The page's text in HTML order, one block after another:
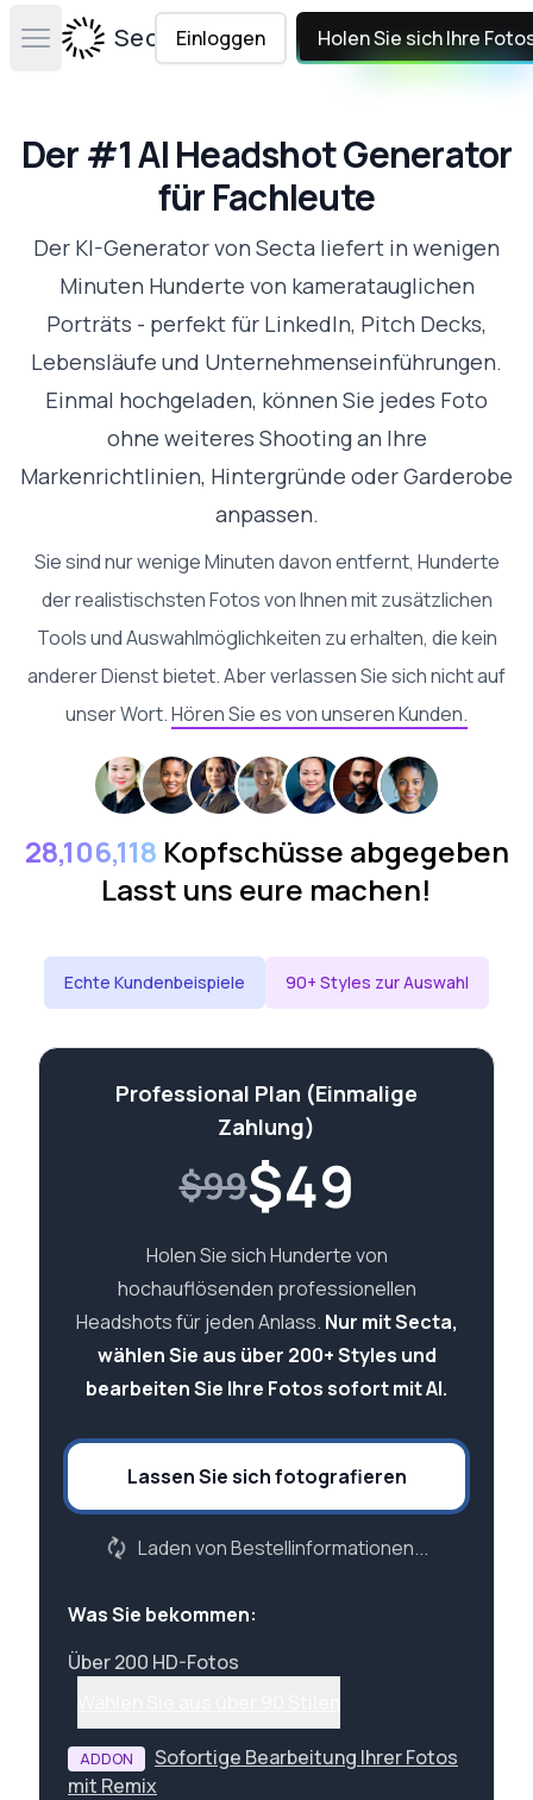
Open main menuSecta Labs
Einloggen Holen Sie sich Ihre
Der #1 AI Headshot Generator
für Fachleute
Der KI-Generator von Secta liefert in wenigen
Minuten Hunderte von kameratauglichen
Porträts - perfekt für LinkedIn, Pitch Decks,
Lebensläufe und Unternehmenseinführungen.
Einmal hochgeladen, können Sie jedes Foto
ohne weiteres Shooting an Ihre
Markenrichtlinien, Hintergründe oder Garderobe
anpassen.
Sie sind nur wenige Minuten davon entfernt, Hunderte
der realistischsten Fotos von Ihnen mit zusätzlichen
Tools und Auswahlmöglichkeiten zu erhalten, die kein
anderer Dienst bietet. Aber verlassen Sie sich nicht auf
unser Wort.Hören Sie es von unseren Kunden.
28,106,118 Kopfschüsse abgegeben
Lasst uns eure machen!
Echte Kundenbeispiele 90+ Styles zur Auswahl
Professional Plan (Einmalige
Zahlung)
$99$49
Holen Sie sich Hunderte von
hochauflösenden professionellen
Headshots für jeden Anlass. Nur mit Secta,
wählen Sie aus über 200+ Styles und
bearbeiten Sie Ihre Fotos sofort mit AI.
Lassen Sie sich fotografieren
Laden von Bestellinformationen...
Was Sie bekommen:
Über 200 HD-Fotos
ADDON
Sofortige Bearbeitung Ihrer Fotos
mit Remix